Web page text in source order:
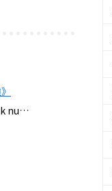
nu…